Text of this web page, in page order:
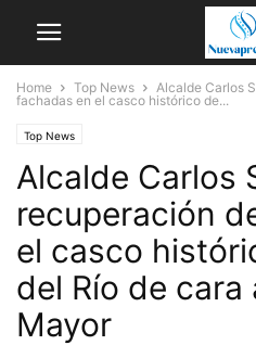
Home Top News
Alcalde Carlos
fachadas en el casco histórico de...
Top News
Alcalde Carlos
recuperación
el casco
del Río de cara
Mayor